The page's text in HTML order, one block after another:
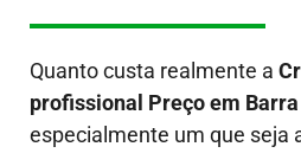
Quanto custa realmente a
profissional Preço em Barra
especialmente um que seja